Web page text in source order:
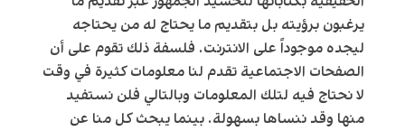
يرغبون برؤيته بل بتقديم ما يحتاج له من يحتاجه
ليجده موجوداً على الانترنت. فلسفة ذلك تقوم على أن
الصفحات الاجتماعية تقدم لنا معلومات كثيرة في وقت
لا نحتاج فيه لتلك المعلومات وبالتالي فلن نستفيد
منها وقد ننساها بسهولة. بينما يبحث كل منا عن